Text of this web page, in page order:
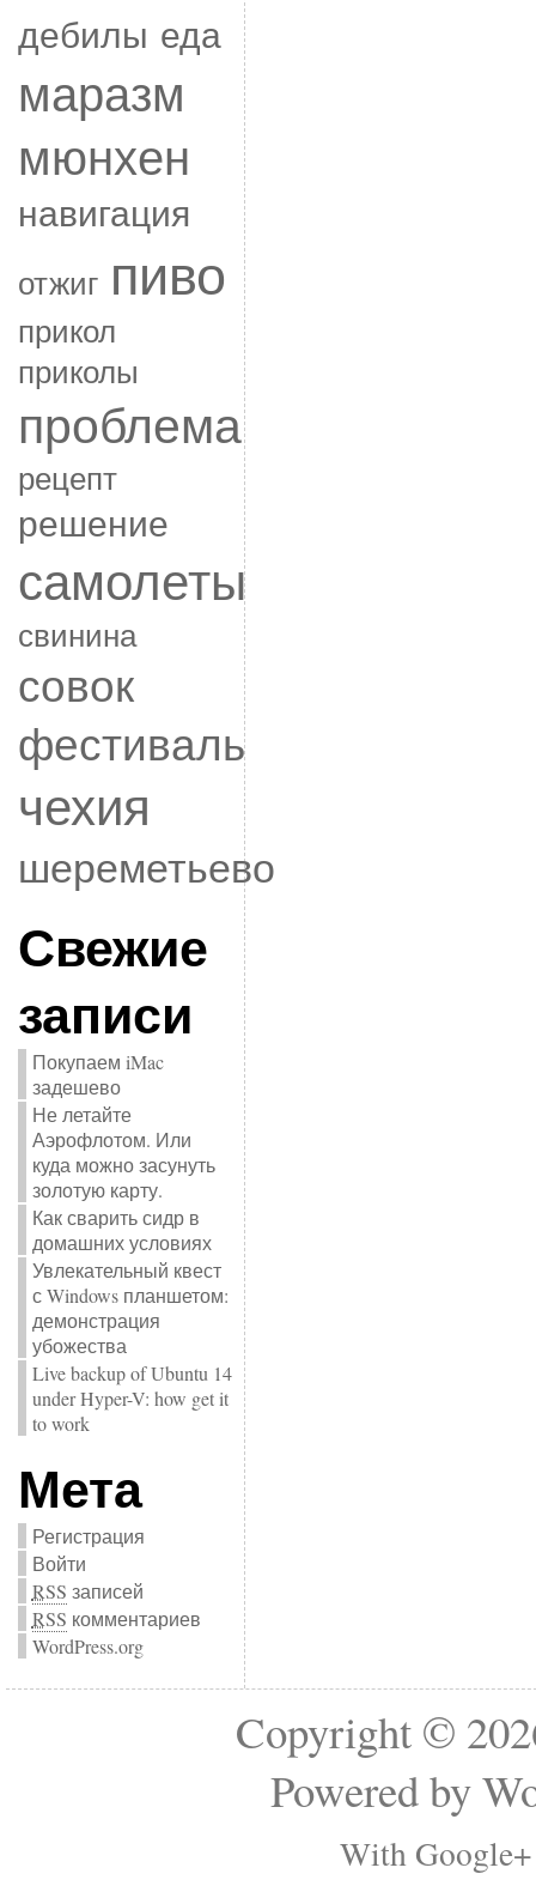
дебилы еда
маразм
мюнхен
навигация
отжиг пиво
прикол
приколы
проблема
рецепт
решение
самолеты
свинина
совок
фестиваль
чехия
шереметьево
Свежие
записи
Покупаем iMac
задешево
Не летайте
Аэрофлотом. Или
куда можно засунуть
золотую карту.
Как сварить сидр в
домашних условиях
Увлекательный квест
с Windows планшетом:
демонстрация
убожества
Live backup of Ubuntu 14
under Hyper-V: how get it
to work
Мета
Регистрация
Войти
RSS записей
RSS комментариев
WordPress.org
Copyright ©
Powered by
With